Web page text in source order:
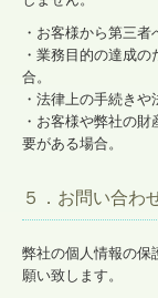
・お客様から第三者
・業務目的の達成
合。
・法律上の手続き
・お客様や弊社の
要がある場合。
５．お問い合わ
弊社の個人情報の保
願い致します。